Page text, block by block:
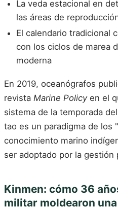
La veda estacional en
las áreas de
El calendario tradicional
con los ciclos de marea
moderna
En 2019, oceanógrafos
revista Marine Policyen el
sistema de la temporada
tao es un paradigma de los
conocimiento marino
ser adoptado por la gestión
Kinmen: cómo 36
militar moldearon